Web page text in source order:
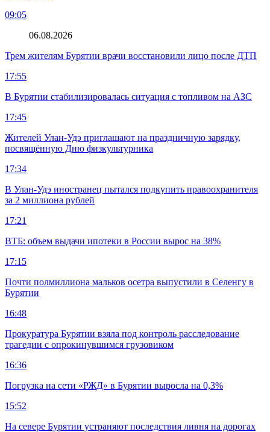
09:05
06.08.2026
Трем жителям Бурятии врачи восстановили лицо после ДТП
17:55
В Бурятии стабилизировалась ситуация с топливом на АЗС
17:45
Жителей Улан-Удэ приглашают на праздничную зарядку,
посвящённую Дню физкультурника
17:34
В Улан-Удэ иностранец пытался подкупить правоохранителя
за 2 миллиона рублей
17:21
ВТБ: объем выдачи ипотеки в России вырос на 38%
17:15
Почти полмиллиона мальков осетра выпустили в Селенгу в
Бурятии
16:48
Прокуратура Бурятии взяла под контроль расследование
трагедии с опрокинувшимся грузовиком
16:36
Погрузка на сети «РЖД» в Бурятии выросла на 0,3%
15:52
На севере Бурятии устраняют последствия ливня на дорогах